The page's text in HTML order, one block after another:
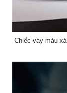
Chiếc váy màu